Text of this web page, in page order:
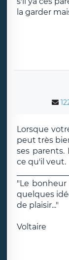
la garder
Lorsque
peut très
ses parents.
ce qu'il veut.
"Le
quelques
de plaisir..."
Voltaire